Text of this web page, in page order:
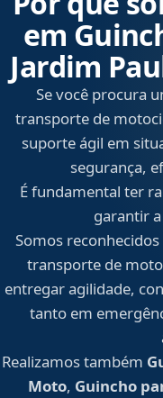
em
Jardim
Se você procura
transporte de
suporte ágil em
segurança,
É fundamental ter
garantir
Somos
transporte de
entregar agilidade,
tanto em
Realizamos também
Moto, Guincho